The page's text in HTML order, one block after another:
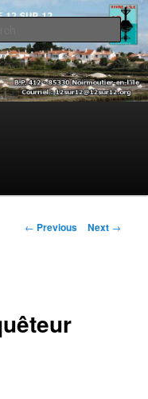
Post navigation
← Previous Next →